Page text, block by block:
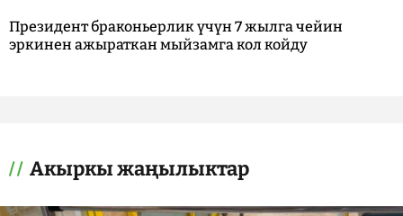
Президент браконьерлик үчүн 7 жылга чейин
эркинен ажыраткан мыйзамга кол койду
Акыркы жаңылыктар